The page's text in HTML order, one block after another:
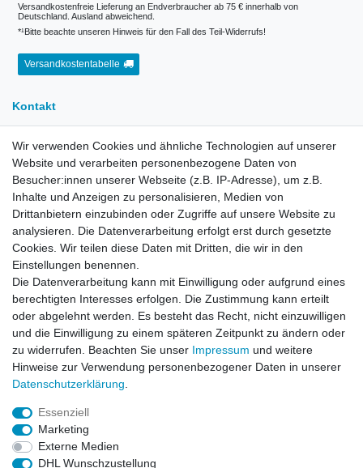
Versandkostenfreie Lieferung an Endverbraucher ab 75 € innerhalb von
Deutschland. Ausland abweichend.
*¹Bitte beachte unseren Hinweis für den Fall des Teil-Widerrufs!
Versandkostentabelle
Kontakt
E-Mail:info[at]kreativplotter.de
Telefon:0202-87063640
Öffnungszeiten:
Montag bis Freitag von 8.30 - 15.30 Uhr
Kontaktformular
Informationen
Registrieren
Widerrufsrecht
Datenschutzerklärung
AGB
Impressum
Widerrufsbutton
Wir verwenden Cookies und ähnliche Technologien auf unserer
Website und verarbeiten personenbezogene Daten von
Besucher:innen unserer Webseite (z.B. IP-Adresse), um z.B.
Inhalte und Anzeigen zu personalisieren, Medien von
Drittanbietern einzubinden oder Zugriffe auf unsere Website zu
analysieren. Die Datenverarbeitung erfolgt erst durch gesetzte
Cookies. Wir teilen diese Daten mit Dritten, die wir in den
Einstellungen benennen.
Die Datenverarbeitung kann mit Einwilligung oder aufgrund eines
berechtigten Interesses erfolgen. Die Zustimmung kann erteilt
oder abgelehnt werden. Es besteht das Recht, nicht einzuwilligen
und die Einwilligung zu einem späteren Zeitpunkt zu ändern oder
zu widerrufen. Beachten Sie unser Impressum und weitere
Hinweise zur Verwendung personenbezogener Daten in unserer
Daten­schutz­erklärung
Essenziell
Marketing
Externe Medien
DHL Wunschzustellung